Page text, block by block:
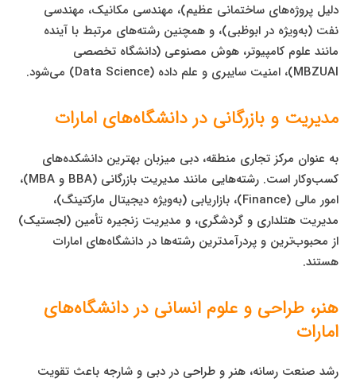
دلیل پروژه‌های ساختمانی عظیم)، مهندسی مکانیک، مهندسی
نفت (به‌ویژه در ابوظبی)، و همچنین رشته‌های مرتبط با آینده
مانند علوم کامپیوتر، هوش مصنوعی (دانشگاه تخصصی
MBZUAI)، امنیت سایبری و علم داده (Data Science) می‌شود.
مدیریت و بازرگانی در دانشگاه‌های امارات
به عنوان مرکز تجاری منطقه، دبی میزبان بهترین دانشکده‌های
کسب‌وکار است. رشته‌هایی مانند مدیریت بازرگانی (BBA و MBA)،
امور مالی (Finance)، بازاریابی (به‌ویژه دیجیتال مارکتینگ)،
مدیریت هتلداری و گردشگری، و مدیریت زنجیره تأمین (لجستیک)
از محبوب‌ترین و پردرآمدترین رشته‌ها در دانشگاه‌های امارات
هستند.
هنر، طراحی و علوم انسانی در دانشگاه‌های
امارات
رشد صنعت رسانه، هنر و طراحی در دبی و شارجه باعث تقویت